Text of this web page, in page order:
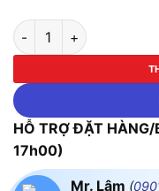
LED Pha Năng Lượng
HỖ TRỢ ĐẶT
17h00)
Mr. Lâm (